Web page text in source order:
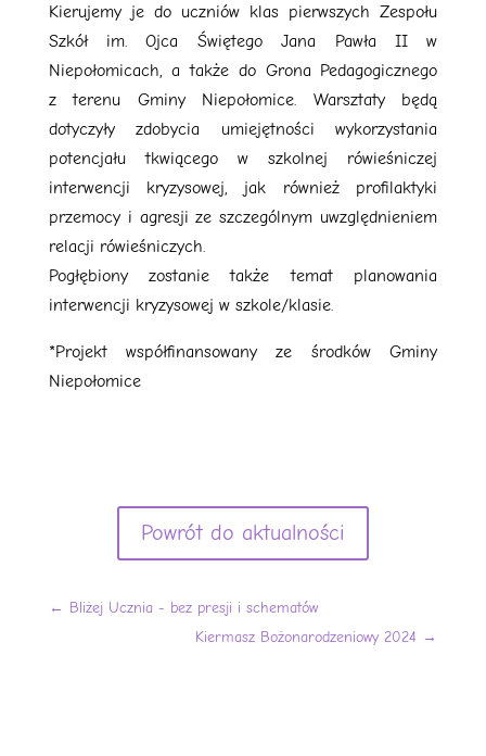
Kierujemy je do uczniów klas pierwszych Zespołu
Szkół im. Ojca Świętego Jana Pawła II w
Niepołomicach, a także do Grona Pedagogicznego
z terenu Gminy Niepołomice. Warsztaty będą
dotyczyły zdobycia umiejętności wykorzystania
potencjału tkwiącego w szkolnej rówieśniczej
interwencji kryzysowej, jak również profilaktyki
przemocy i agresji ze szczególnym uwzględnieniem
relacji rówieśniczych.
Pogłębiony zostanie także temat planowania
interwencji kryzysowej w szkole/klasie.
*Projekt współfinansowany ze środków Gminy
Niepołomice
Powrót do aktualności
← Bliżej Ucznia - bez presji i schematów
Kiermasz Bożonarodzeniowy 2024 →